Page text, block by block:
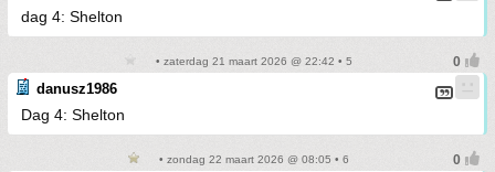
dag 4: Shelton
• zaterdag 21 maart 2026 @ 22:42 • 5
danusz1986
Dag 4: Shelton
• zondag 22 maart 2026 @ 08:05 • 6